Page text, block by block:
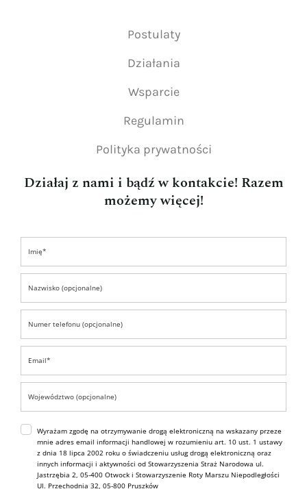
Postulaty
Działania
Wsparcie
Regulamin
Polityka prywatności
Działaj z nami i bądź w kontakcie! Razem
możemy więcej!
Wyrażam zgodę na otrzymywanie drogą elektroniczną na wskazany przeze
mnie adres email informacji handlowej w rozumieniu art. 10 ust. 1 ustawy
z dnia 18 lipca 2002 roku o świadczeniu usług drogą elektroniczną oraz
innych informacji i aktywności od Stowarzyszenia Straż Narodowa ul.
Jastrzębia 2, 05-400 Otwock i Stowarzyszenie Roty Marszu Niepodległości
Ul. Przechodnia 32, 05-800 Pruszków